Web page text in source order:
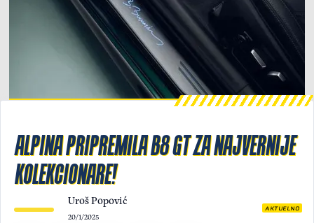
Light/Dark mode
ALPINA PRIPREMILA B8 GT ZA NAJVERNIJE
KOLEKCIONARE!
Uroš Popović
20/1/2025
AKTUELNO